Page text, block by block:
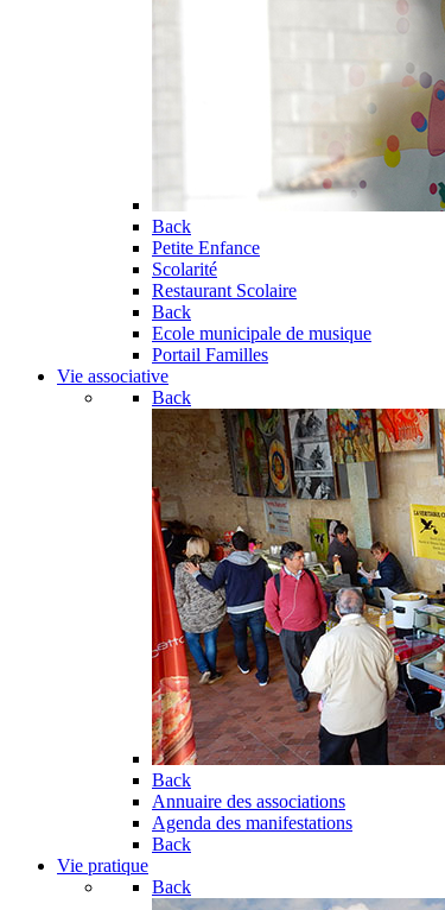
Back
Petite Enfance
Scolarité
Restaurant Scolaire
Back
Ecole municipale de musique
Portail Familles
Vie associative
Back
Back
Annuaire des associations
Agenda des manifestations
Back
Vie pratique
Back